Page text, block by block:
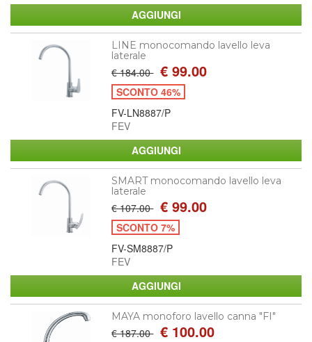
LINE monocomando lavello leva
laterale
€ 184.00 € 99.00
SCONTO 46%
FV-LN8887/P
FEV
SMART monocomando lavello leva
laterale
€ 107.00 € 99.00
SCONTO 7%
FV-SM8887/P
FEV
MAYA monoforo lavello canna "FI"
€ 187.00 € 100.00